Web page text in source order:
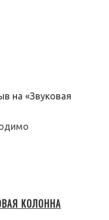
на «Звуковая
КОЛОННА